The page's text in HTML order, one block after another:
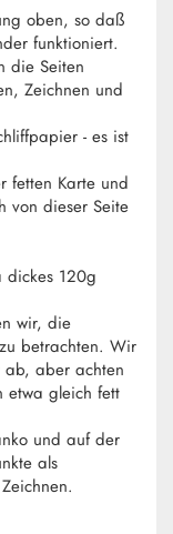
oben, so daß
funktioniert.
die Seiten
Zeichnen und
- es ist
fetten Karte und
von dieser Seite
dickes 120g
wir, die
betrachten. Wir
aber achten
etwa gleich fett
und auf der
als